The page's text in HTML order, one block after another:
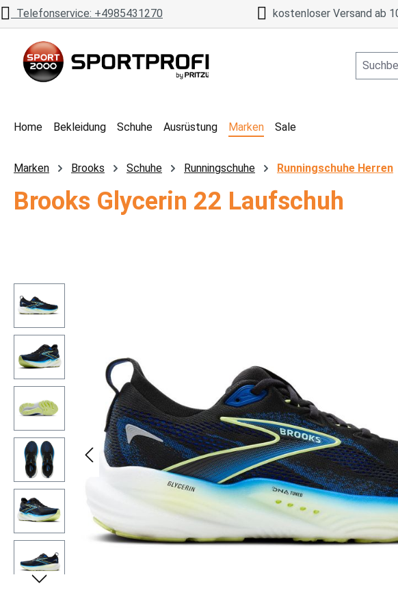
Hauptinhalt springen
Zur Suche springen
Zur Hauptnavigation springen
Telefonservice: +4985431270 kostenloser Versand ab
Home Bekleidung Schuhe Ausrüstung Marken Sale
Marken Brooks Schuhe Runningschuhe Runningschuhe Herren
Brooks Glycerin 22 Laufschuh